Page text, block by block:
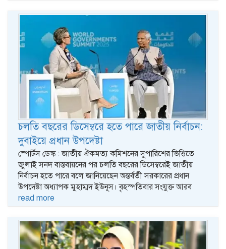
চলতি বছরের ডিসেম্বরে হতে পারে জাতীয় নির্বাচন:
দুবাইয়ে প্রধান উপদেষ্টা
স্পোর্টস ডেস্ক : জাতীয় ঐকমত্য কমিশনের সুপারিশের ভিত্তিতে
জুলাই সনদ বাস্তবায়নের পর চলতি বছরের ডিসেম্বরেই জাতীয়
নির্বাচন হতে পারে বলে জানিয়েছেন অন্তর্বর্তী সরকারের প্রধান
উপদেষ্টা অধ্যাপক মুহাম্মদ ইউনূস। বৃহস্পতিবার সংযুক্ত আরব
read more